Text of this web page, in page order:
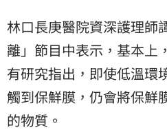
林口長庚醫院資深護理師
離」節目中表示，基本上
有研究指出，即使低溫環
觸到保鮮膜，仍會將保鮮
的物質。